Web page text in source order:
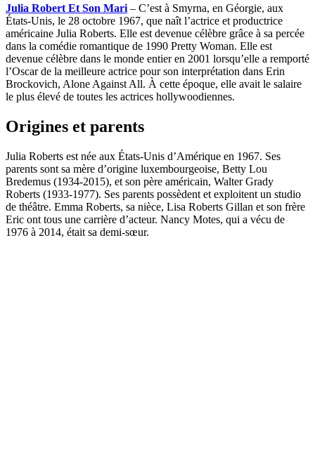
Julia Robert Et Son Mari– C’est à Smyrna, en Géorgie, aux
États-Unis, le 28 octobre 1967, que naît l’actrice et productrice
américaine Julia Roberts. Elle est devenue célèbre grâce à sa percée
dans la comédie romantique de 1990 Pretty Woman. Elle est
devenue célèbre dans le monde entier en 2001 lorsqu’elle a remporté
l’Oscar de la meilleure actrice pour son interprétation dans Erin
Brockovich, Alone Against All. À cette époque, elle avait le salaire
le plus élevé de toutes les actrices hollywoodiennes.
Origines et parents
Julia Roberts est née aux États-Unis d’Amérique en 1967. Ses
parents sont sa mère d’origine luxembourgeoise, Betty Lou
Bredemus (1934-2015), et son père américain, Walter Grady
Roberts (1933-1977). Ses parents possèdent et exploitent un studio
de théâtre. Emma Roberts, sa nièce, Lisa Roberts Gillan et son frère
Eric ont tous une carrière d’acteur. Nancy Motes, qui a vécu de
1976 à 2014, était sa demi-sœur.